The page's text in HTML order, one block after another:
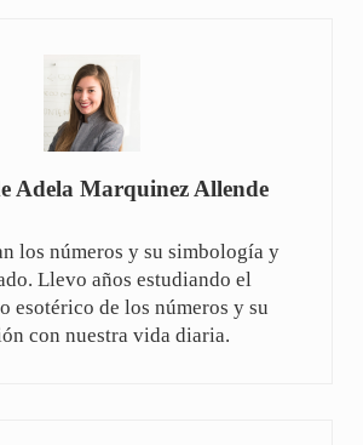
Adela Marquinez Allende
los números y su simbología y
Llevo años estudiando el
esotérico de los números y su
con nuestra vida diaria.